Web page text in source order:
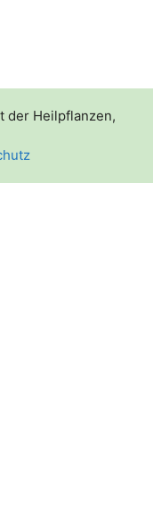
der Heilpflanzen,